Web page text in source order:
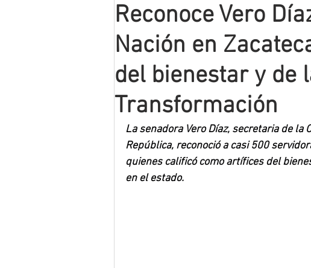
Mineros LNBP
Reconoce Vero
Nación en
del bienestar y de
Transformación
La senadora Vero Díaz, secretaria de la
República, reconoció a casi 500
quienes calificó como artífices del
en el estado.